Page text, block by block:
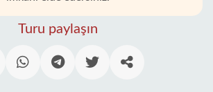
Turu paylaşın